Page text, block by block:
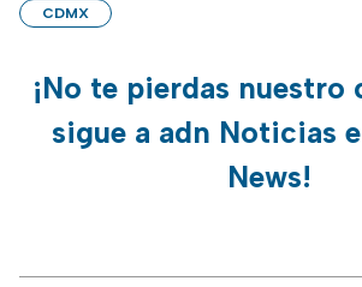
CDMX
¡No te pierdas nuestro
sigue a adn Noticias
News!